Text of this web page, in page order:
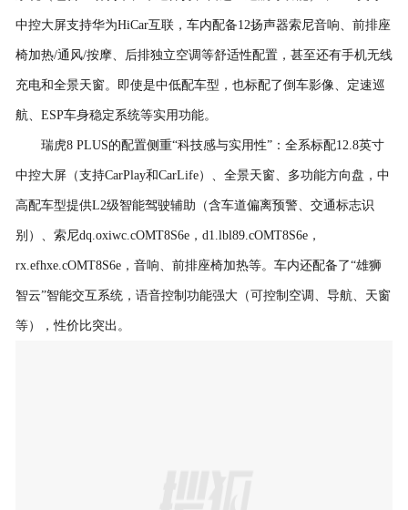
中控大屏支持华为HiCar互联，车内配备12扬声器索尼音响、前排座
椅加热/通风/按摩、后排独立空调等舒适性配置，甚至还有手机无线
充电和全景天窗。即使是中低配车型，也标配了倒车影像、定速巡
航、ESP车身稳定系统等实用功能。
瑞虎8 PLUS的配置侧重“科技感与实用性”：全系标配12.8英寸
中控大屏（支持CarPlay和CarLife）、全景天窗、多功能方向盘，中
高配车型提供L2级智能驾驶辅助（含车道偏离预警、交通标志识
别）、索尼dq.oxiwc.cOMT8S6e，d1.lbl89.cOMT8S6e，
rx.efhxe.cOMT8S6e，音响、前排座椅加热等。车内还配备了“雄狮
智云”智能交互系统，语音控制功能强大（可控制空调、导航、天窗
等），性价比突出。